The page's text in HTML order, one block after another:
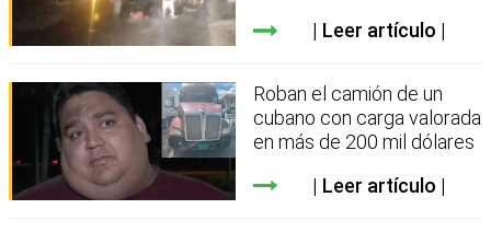
Leer artículo
Roban el camión de un
cubano con carga valorada
en más de 200 mil dólares
Leer artículo